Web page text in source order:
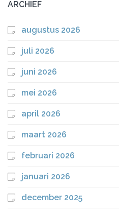
ARCHIEF
augustus 2026
juli 2026
juni 2026
mei 2026
april 2026
maart 2026
februari 2026
januari 2026
december 2025